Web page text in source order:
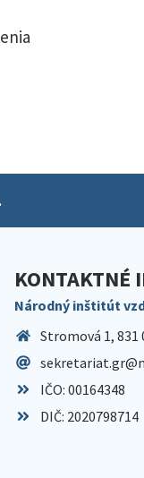
KONTAKTNÉ
Národný inštitút
Stromová 1, 831
IČO: 00164348
DIČ: 2020798714